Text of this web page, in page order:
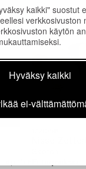
kaikki" suostut
verkkosivuston
käytön
Hyväksy kaikki
ei-